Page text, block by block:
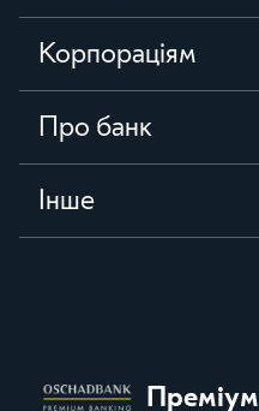
Корпораціям
Про банк
Iнше
Преміум